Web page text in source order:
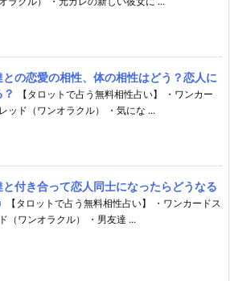
との恋愛の相性、体の相性はどう？恋人に
【タロットで占う無料相性占い】 ・ワンカー
ッド（ワンオラクル） ・気にな ...
と付き合って恋人同士になったらどうなる
【タロットで占う無料相性占い】 ・ワンカードス
（ワンオラクル） ・男友達 ...